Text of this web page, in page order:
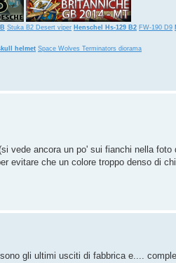
Stuka B2 Desert viper Henschel Hs-129 B2 FW-190 D9
helmet Space Wolves Terminators diorama
vede ancora un po' sui fianchi nella foto
evitare che un colore troppo denso di
gli ultimi usciti di fabbrica e....